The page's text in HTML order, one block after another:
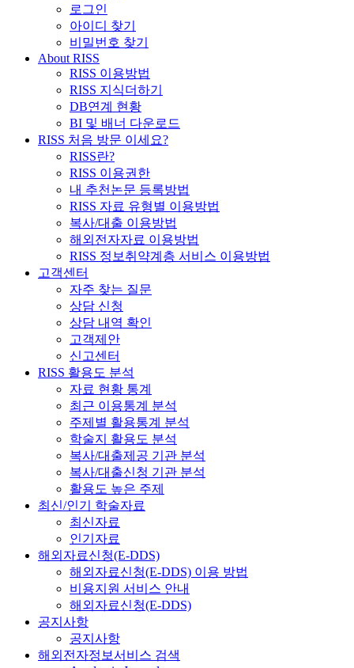
로그인
아이디 찾기
비밀번호 찾기
About RISS
RISS 이용방법
RISS 지식더하기
DB연계 현황
BI 및 배너 다운로드
RISS 처음 방문 이세요?
RISS란?
RISS 이용권한
내 추천논문 등록방법
RISS 자료 유형별 이용방법
복사/대출 이용방법
해외전자자료 이용방법
RISS 정보취약계층 서비스 이용방법
고객센터
자주 찾는 질문
상담 신청
상담 내역 확인
고객제안
신고센터
RISS 활용도 분석
자료 현황 통계
최근 이용통계 분석
주제별 활용통계 분석
학술지 활용도 분석
복사/대출제공 기관 분석
복사/대출신청 기관 분석
활용도 높은 주제
최신/인기 학술자료
최신자료
인기자료
해외자료신청(E-DDS)
해외자료신청(E-DDS) 이용 방법
비용지원 서비스 안내
해외자료신청(E-DDS)
공지사항
공지사항
해외전자정보서비스 검색